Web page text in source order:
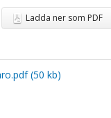
Ladda ner som PDF
(50 kb)